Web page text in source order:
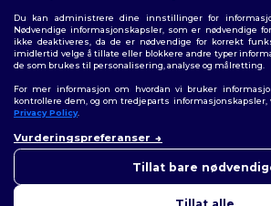
Generelle Vilkår|personvernerklæring
informasjonskapsler|Nettstedsoversikt
Følg oss
Du kan administrere dine innstillinger for
Nødvendige informasjonskapsler, som er nødvendige
ikke deaktiveres, da de er nødvendige for korrekt
imidlertid velge å tillate eller blokkere andre typer
de som brukes til personalisering, analyse og målretting.
For mer informasjon om hvordan vi bruker
kontrollere dem, og om tredjeparts informasjonskapsler,
Privacy Policy.
Vurderingspreferanser
Tillat bare
Tillat alle